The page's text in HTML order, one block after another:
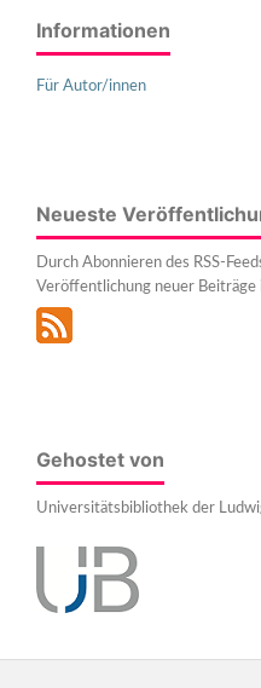
Informationen
Für Autor/innen
Neueste
Durch Abonnieren des RSS-
Veröffentlichung neuer
Gehostet von
Universitätsbibliothek der